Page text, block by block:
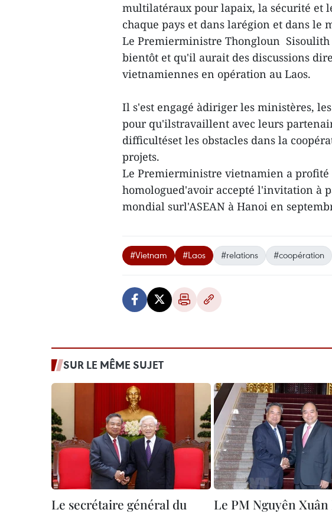
multilatéraux pour lapaix, la sécurité et
chaque pays et dans larégion et dans le
Le Premierministre Thongloun
bientôt et qu'il aurait des discussions
vietnamiennes en opération au Laos.
Il s'est engagé àdiriger les ministères,
pour qu'ilstravaillent avec leurs
difficultéset les obstacles dans la
projets.
Le Premierministre vietnamien a
homologued'avoir accepté l'invitation à
mondial surl'ASEAN à Hanoi en
#Vietnam #Laos #relations #coopération
SUR LE MÊME SUJET
Le secrétaire général du
Le PM Nguyên Xuân